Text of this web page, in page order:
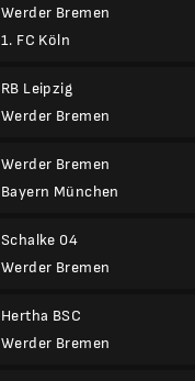
Werder Bremen
1. FC Köln
RB Leipzig
Werder Bremen
Werder Bremen
Bayern München
Schalke 04
Werder Bremen
Hertha BSC
Werder Bremen